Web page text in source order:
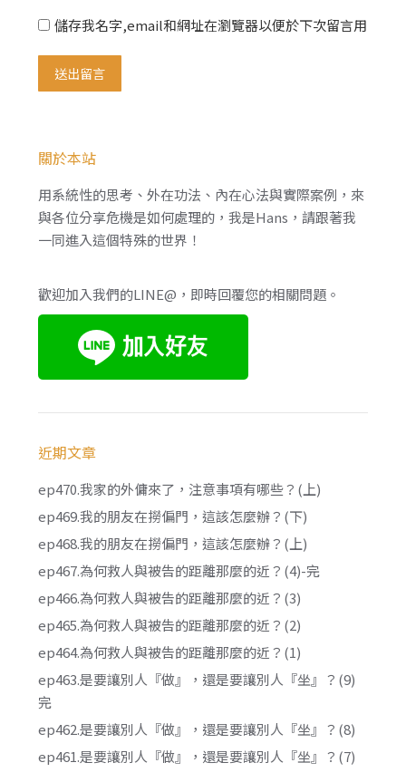
儲存我名字,email和網址在瀏覽器以便於下次留言用
送出留言
關於本站
用系統性的思考、外在功法、內在心法與實際案例，來
與各位分享危機是如何處理的，我是Hans，請跟著我
一同進入這個特殊的世界！
歡迎加入我們的LINE@，即時回覆您的相關問題。
近期文章
ep470.我家的外傭來了，注意事項有哪些？(上)
ep469.我的朋友在撈偏門，這該怎麼辦？(下)
ep468.我的朋友在撈偏門，這該怎麼辦？(上)
ep467.為何救人與被告的距離那麼的近？(4)-完
ep466.為何救人與被告的距離那麼的近？(3)
ep465.為何救人與被告的距離那麼的近？(2)
ep464.為何救人與被告的距離那麼的近？(1)
ep463.是要讓別人『做』，還是要讓別人『坐』？(9)
完
ep462.是要讓別人『做』，還是要讓別人『坐』？(8)
ep461.是要讓別人『做』，還是要讓別人『坐』？(7)